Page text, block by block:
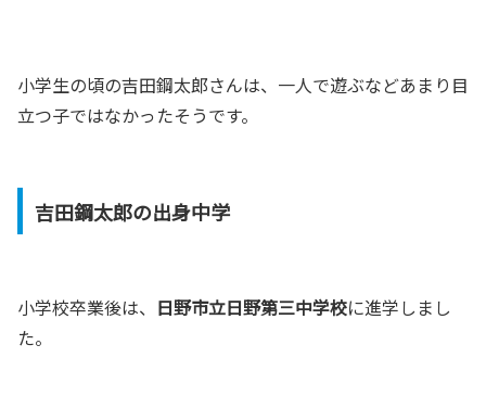
小学生の頃の吉田鋼太郎さんは、一人で遊ぶなどあまり目
立つ子ではなかったそうです。
吉田鋼太郎の出身中学
小学校卒業後は、 日野市立日野第三中学校に進学しまし
た。